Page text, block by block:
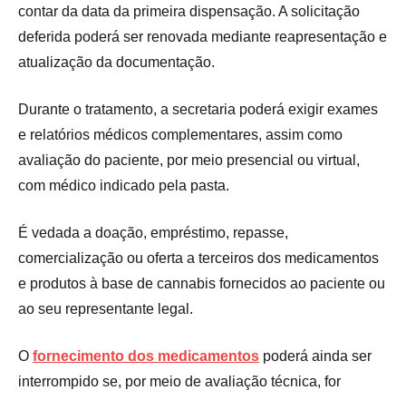
contar da data da primeira dispensação. A solicitação
deferida poderá ser renovada mediante reapresentação e
atualização da documentação.
Durante o tratamento, a secretaria poderá exigir exames
e relatórios médicos complementares, assim como
avaliação do paciente, por meio presencial ou virtual,
com médico indicado pela pasta.
É vedada a doação, empréstimo, repasse,
comercialização ou oferta a terceiros dos medicamentos
e produtos à base de cannabis fornecidos ao paciente ou
ao seu representante legal.
O fornecimento dos medicamentos poderá ainda ser
interrompido se, por meio de avaliação técnica, for